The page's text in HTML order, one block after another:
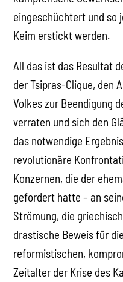
eingeschüchtert und so
Keim erstickt werden.
All das ist das Resultat
der Tsipras-Clique, den
Volkes zur Beendigung
verraten und sich den
das notwendige
revolutionäre
Konzernen, die der
gefordert hatte – an
Strömung, die
drastische Beweis für
reformistischen,
Zeitalter der Krise des